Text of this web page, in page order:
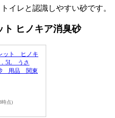
イレと認識しやすい砂です。
ト ヒノキア消臭砂
ット ヒノキ
5L うさ
用品 関東
時点)